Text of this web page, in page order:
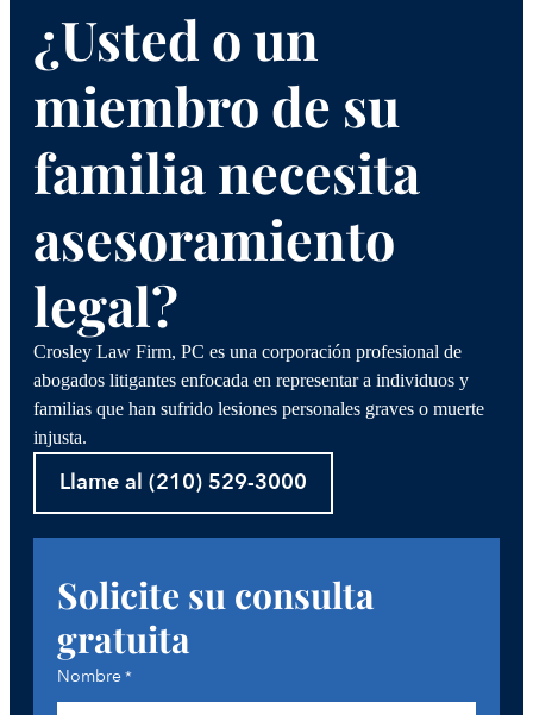
¿Usted o un
miembro de su
familia necesita
asesoramiento
legal?
Crosley Law Firm, PC es una corporación profesional de
abogados litigantes enfocada en representar a individuos y
familias que han sufrido lesiones personales graves o muerte
injusta.
Llame al (210) 529-3000
Solicite su consulta
gratuita
Nombre*